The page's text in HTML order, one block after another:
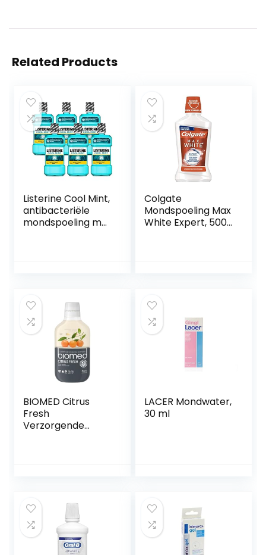
Related Products
Listerine Cool Mint,
antibacteriële
mondspoeling met
Colgate
Mondspoeling Max
White Expert, 500
BIOMED Citrus
Fresh
Verzorgende
500 ml
LACER Mondwater,
30 ml